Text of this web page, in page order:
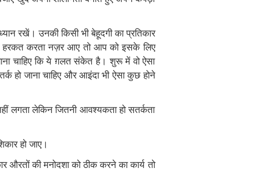
रखें। उनकी किसी भी बेहूदगी का प्रतिकार
हरकत करता नज़र आए तो आप को इसके लिए
चाहिए कि ये ग़लत संकेत है। शुरू में वो ऐसा
हो जाना चाहिए और आइंदा भी ऐसा कुछ होने
लगता लेकिन जितनी आवश्यकता हो सतर्कता
हो जाए।
औरतों की मनोदशा को ठीक करने का कार्य तो